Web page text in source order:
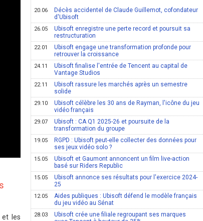
et les
20.06
Décès accidentel de Claude Guillemot, cofondateur
d'Ubisoft
26.05
Ubisoft enregistre une perte record et poursuit sa
restructuration
22.01
Ubisoft engage une transformation profonde pour
retrouver la croissance
24.11
Ubisoft finalise l'entrée de Tencent au capital de
Vantage Studios
22.11
Ubisoft rassure les marchés après un semestre
solide
29.10
Ubisoft célèbre les 30 ans de Rayman, l'icône du jeu
vidéo français
29.07
Ubisoft : CA Q1 2025-26 et poursuite de la
transformation du groupe
19.05
RGPD : Ubisoft peut-elle collecter des données pour
ses jeux vidéo solo ?
15.05
Ubisoft et Gaumont annoncent un film live-action
basé sur Riders Republic
15.05
Ubisoft annonce ses résultats pour l'exercice 2024-
25
12.05
Aides publiques : Ubisoft défend le modèle français
du jeu vidéo au Sénat
28.03
Ubisoft crée une filiale regroupant ses marques